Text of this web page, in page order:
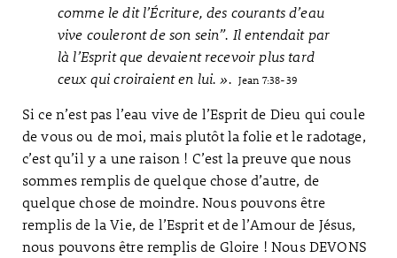
comme le dit l’Écriture, des courants d’eau
vive couleront de son sein”. Il entendait par
là l’Esprit que devaient recevoir plus tard
ceux qui croiraient en lui. ». Jean 7:38-39
Si ce n’est pas l’eau vive de l’Esprit de Dieu qui coule
de vous ou de moi, mais plutôt la folie et le radotage,
c’est qu’il y a une raison ! C’est la preuve que nous
sommes remplis de quelque chose d’autre, de
quelque chose de moindre. Nous pouvons être
remplis de la Vie, de l’Esprit et de l’Amour de Jésus,
nous pouvons être remplis de Gloire ! Nous DEVONS